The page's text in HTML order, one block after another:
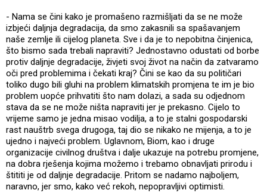
- Nama se čini kako je promašeno razmišljati da se ne može
izbjeći daljnja degradacija, da smo zakasnili sa spašavanjem
naše zemlje ili cijelog planeta. Sve i da je to nepobitna činjenica,
što bismo sada trebali napraviti? Jednostavno odustati od borbe
protiv daljnje degradacije, živjeti svoj život na način da zatvaramo
oči pred problemima i čekati kraj? Čini se kao da su političari
toliko dugo bili gluhi na problem klimatskih promjena te im je bio
problem uopće prihvatiti što nam dolazi, a sada su odjednom
stava da se ne može ništa napraviti jer je prekasno. Cijelo to
vrijeme samo je jedna misao vodilja, a to je stalni gospodarski
rast nauštrb svega drugoga, taj dio se nikako ne mijenja, a to je
ujedno i najveći problem. Uglavnom, Biom, kao i druge
organizacije civilnog društva i dalje ukazuje na potrebu promjene,
na dobra rješenja kojima možemo i trebamo obnavljati prirodu i
štititi je od daljnje degradacije. Pritom se nadamo najboljem,
naravno, jer smo, kako već rekoh, nepopravljivi optimisti.